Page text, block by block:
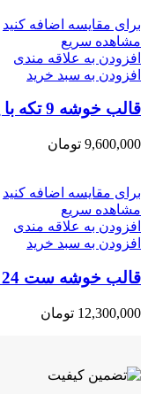
برای مقایسه اضافه کنید
مشاهده سریع
افزودن به علاقه مندی
افزودن به سبد خرید
قالب خوشه 9 تکه با پایه
9,600,000 تومان
برای مقایسه اضافه کنید
مشاهده سریع
افزودن به علاقه مندی
افزودن به سبد خرید
قالب خوشه ست 24 عددی
12,300,000 تومان